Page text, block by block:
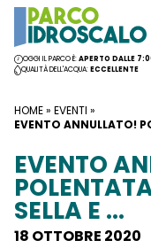
Vai al contenuto
OGGI IL PARCO È:APERTO DALLE
QUALITÀ DELL'ACQUA:ECCELLENTE
HOME» EVENTI »
EVENTO ANNULLATO!
EVENTO
SELLA E …
18 OTTOBRE 2020